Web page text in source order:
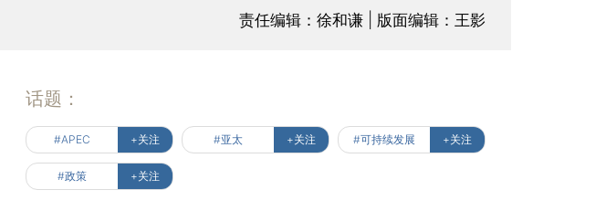
责任编辑：徐和谦 | 版面编辑：王影
话题：
#APEC +关注 #亚太 +关注 #可持续发展 +关注
#政策 +关注